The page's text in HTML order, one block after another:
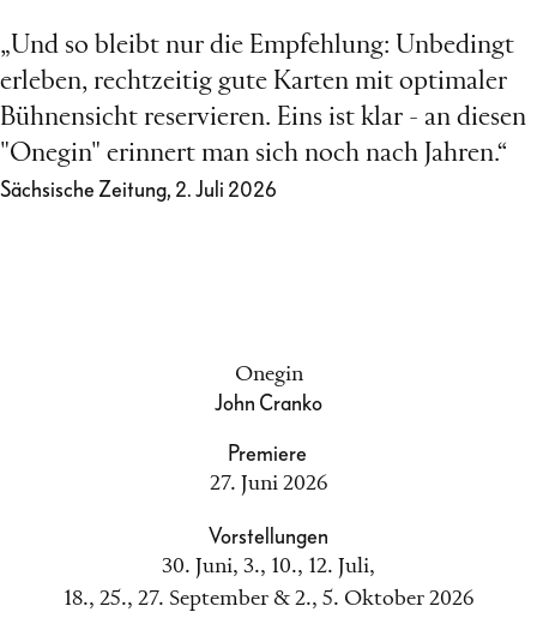
„Und so bleibt nur die Empfehlung: Unbedingt
erleben, rechtzeitig gute Karten mit optimaler
Bühnensicht reservieren. Eins ist klar - an diesen
"Onegin" erinnert man sich noch nach Jahren.“
Sächsische Zeitung, 2. Juli 2026
Onegin
John Cranko
Premiere
27. Juni 2026
Vorstellungen
30. Juni, 3., 10., 12. Juli,
18., 25., 27. September & 2., 5. Oktober 2026